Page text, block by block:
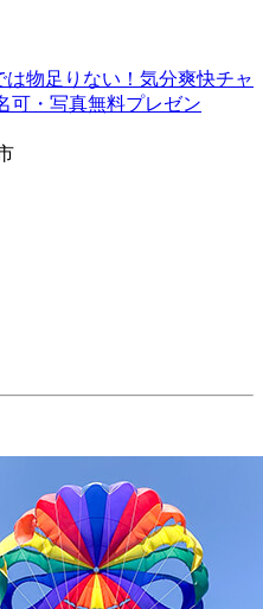
物足りない！気分爽快チャ
可・写真無料プレゼン